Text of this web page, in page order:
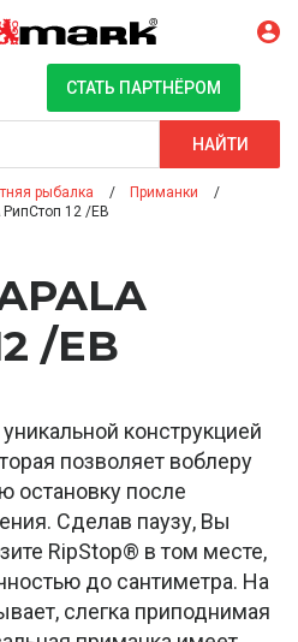
СТАТЬ ПАРТНЁРОМ
НАЙТИ
рыбалка
Приманки
РипСтоп 12 /EB
/EB
конструкцией
позволяет воблеру
остановку после
Сделав паузу, Вы
RipStop® в том месте,
до сантиметра. На
слегка приподнимая